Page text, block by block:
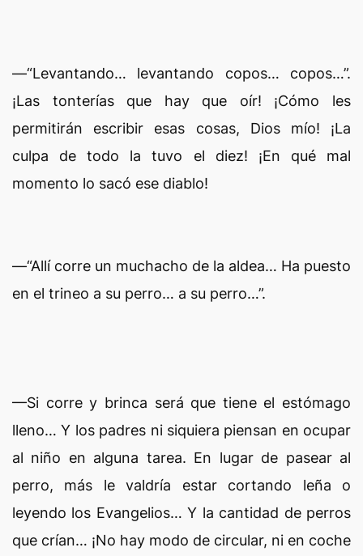
—“Levantando… levantando copos… copos…”.
¡Las tonterías que hay que oír! ¡Cómo les
permitirán escribir esas cosas, Dios mío! ¡La
culpa de todo la tuvo el diez! ¡En qué mal
momento lo sacó ese diablo!
—“Allí corre un muchacho de la aldea… Ha puesto
en el trineo a su perro… a su perro…”.
—Si corre y brinca será que tiene el estómago
lleno… Y los padres ni siquiera piensan en ocupar
al niño en alguna tarea. En lugar de pasear al
perro, más le valdría estar cortando leña o
leyendo los Evangelios… Y la cantidad de perros
que crían… ¡No hay modo de circular, ni en coche